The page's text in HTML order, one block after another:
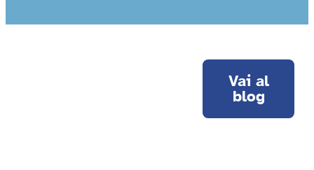
Vai al
blog